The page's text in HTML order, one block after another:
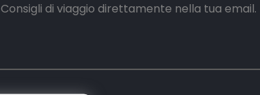
Consigli di viaggio direttamente nella tua email.